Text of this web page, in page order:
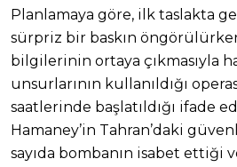
Planlamaya göre, ilk taslakta
sürpriz bir baskın
bilgilerinin ortaya çıkmasıyla
unsurlarının kullanıldığı
saatlerinde başlatıldığı ifade
Hamaney’in Tahran’daki
sayıda bombanın isabet ettiği